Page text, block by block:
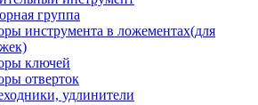
группа
инструмента в ложементах(для
ключей
отверток
удлинители